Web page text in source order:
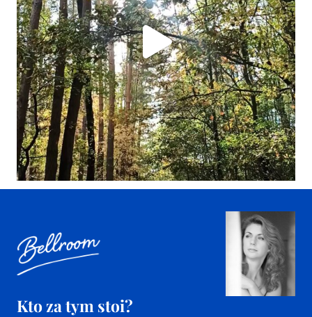
Kto za tym stoi?